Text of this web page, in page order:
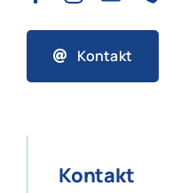
Kontakt
Kontakt